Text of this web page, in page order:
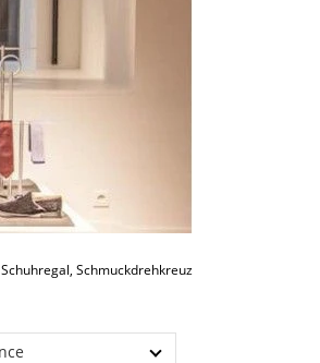
Schmuckdrehkreuz